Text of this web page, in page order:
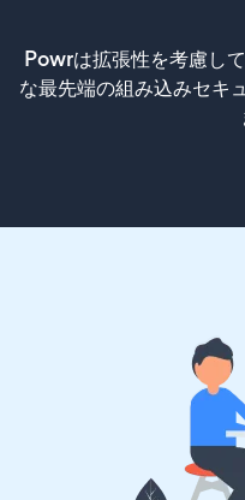
Powrは拡張性を考慮し
な最先端の組み込みセキ